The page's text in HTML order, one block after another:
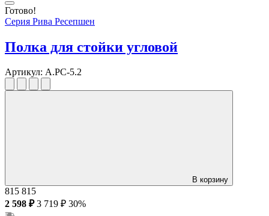
Готово!
Серия Рива Ресепшен
Полка для стойки угловой
Артикул: А.РС-5.2
В корзину
815 815
2 598 ₽ 3 719 ₽ 30%